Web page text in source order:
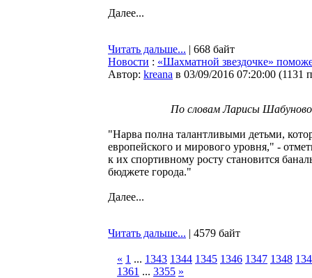
Далее...
Читать дальше... | 668 байт
Новости : «Шахматной звездочке»
Автор: kreana в 03/09/2016 07:20:00 (1131
По словам Ларисы
"Нарва полна талантливыми детьми,
европейского и мирового уровня," -
к их спортивному росту становится
бюджете города."
Далее...
Читать дальше... | 4579 байт
« 1 ... 1343 1344 1345 1346 1347 1348
1361 ... 3355 »